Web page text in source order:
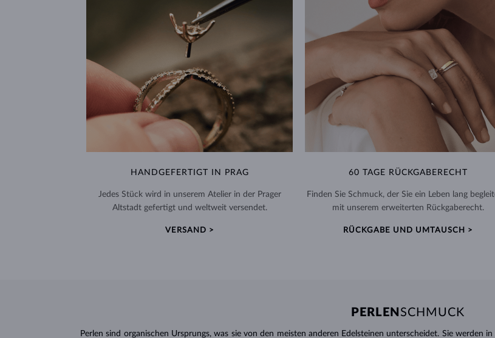
HANDGEFERTIGT IN PRAG
Jedes Stück wird in unserem Atelier in der Prager
Altstadt gefertigt und weltweit versendet.
VERSAND >
60 TAGE RÜCKGABERECHT
Finden Sie Schmuck, der Sie ein Leben lang
mit unserem erweiterten Rückgaberecht.
RÜCKGABE UND UMTAUSCH >
PERLEN SCHMUCK
Perlen sind organischen Ursprungs, was sie von den meisten anderen Edelsteinen unterscheidet. Sie werden